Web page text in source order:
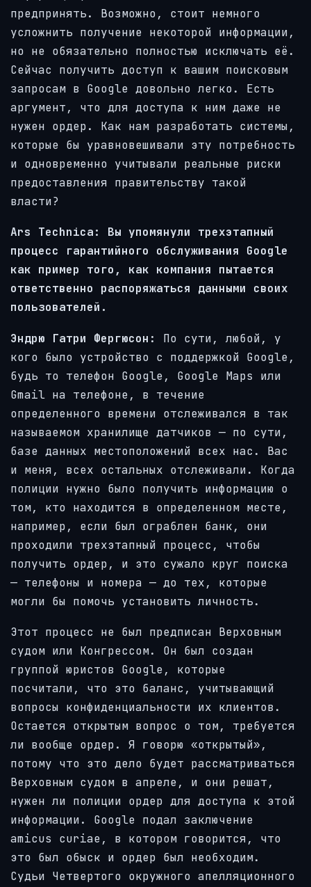
предпринять. Возможно, стоит немного
усложнить получение некоторой информации,
но не обязательно полностью исключать её.
Сейчас получить доступ к вашим поисковым
запросам в Google довольно легко. Есть
аргумент, что для доступа к ним даже не
нужен ордер. Как нам разработать системы,
которые бы уравновешивали эту потребность
и одновременно учитывали реальные риски
предоставления правительству такой
власти?
Ars Technica: Вы упомянули трехэтапный
процесс гарантийного обслуживания Google
как пример того, как компания пытается
ответственно распоряжаться данными своих
пользователей.
Эндрю Гатри Фергюсон:
По сути, любой, у
кого было устройство с поддержкой Google,
будь то телефон Google, Google Maps или
Gmail на телефоне, в течение
определенного времени отслеживался в так
называемом хранилище датчиков — по сути,
базе данных местоположений всех нас. Вас
и меня, всех остальных отслеживали. Когда
полиции нужно было получить информацию о
том, кто находится в определенном месте,
например, если был ограблен банк, они
проходили трехэтапный процесс, чтобы
получить ордер, и это сужало круг поиска
— телефоны и номера — до тех, которые
могли бы помочь установить личность.
Этот процесс не был предписан Верховным
судом или Конгрессом. Он был создан
группой юристов Google, которые
посчитали, что это баланс, учитывающий
вопросы конфиденциальности их клиентов.
Остается открытым вопрос о том, требуется
ли вообще ордер. Я говорю «открытый»,
потому что это дело будет рассматриваться
Верховным судом в апреле, и они решат,
нужен ли полиции ордер для доступа к этой
информации. Google подал заключение
amicus curiae, в котором говорится, что
это был обыск и ордер был необходим.
Судьи Четвертого окружного апелляционного